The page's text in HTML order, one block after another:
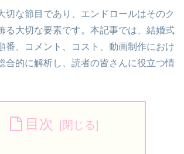
切な節目であり、エンドロールはそのク
る大切な要素です。本記事では、結婚式
番、コメント、コスト、動画制作におけ
合的に解析し、読者の皆さんに役立つ情
目次